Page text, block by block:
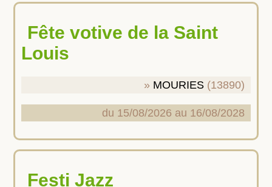
Fête votive de la Saint
Louis
MOURIES (13890)
du 15/08/2026 au 16/08/2028
Festi Jazz